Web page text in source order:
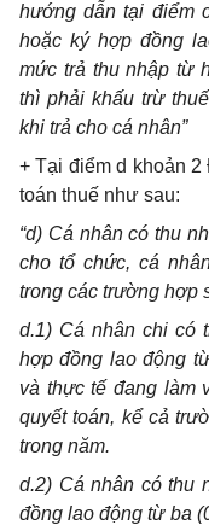
hướng dẫn tại điểm
hoặc ký hợp đồng
mức trả thu nhập từ
thì phải khấu trừ
khi trả cho cá nhân”
+ Tại điểm d khoản
toán thuế như sau:
“d) Cá nhân có thu
cho tổ chức, cá
trong các trường hợp
d.1) Cá nhân chi có
hợp đồng lao động
và thực tế đang làm
quyết toán, kể cả
trong năm.
d.2) Cá nhân có thu
đồng lao động từ ba